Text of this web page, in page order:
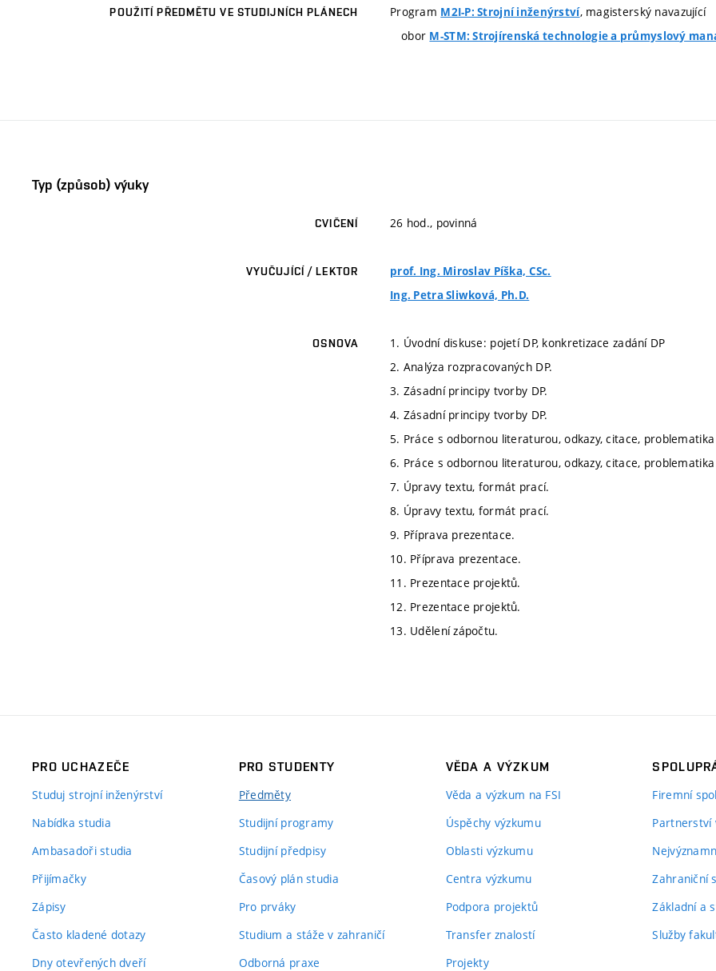
POUŽITÍ PŘEDMĚTU VE STUDIJNÍCH PLÁNECH Program M2I-P: Strojní inženýrství, magisterský navazující
obor M-STM: Strojírenská technologie a průmyslový
Typ (způsob) výuky
CVIČENÍ 26 hod., povinná
VYUČUJÍCÍ / LEKTOR
prof. Ing. Miroslav Píška, CSc.
Ing. Petra Sliwková, Ph.D.
OSNOVA
1. Úvodní diskuse: pojetí DP, konkretizace zadání DP
2. Analýza rozpracovaných DP.
3. Zásadní principy tvorby DP.
4. Zásadní principy tvorby DP.
5. Práce s odbornou literaturou, odkazy, citace, problematika
6. Práce s odbornou literaturou, odkazy, citace, problematika
7. Úpravy textu, formát prací.
8. Úpravy textu, formát prací.
9. Příprava prezentace.
10. Příprava prezentace.
11. Prezentace projektů.
12. Prezentace projektů.
13. Udělení zápočtu.
PRO UCHAZEČE
Studuj strojní inženýrství
Nabídka studia
Ambasadoři studia
Přijímačky
Zápisy
Často kladené dotazy
Dny otevřených dveří
PRO STUDENTY
Předměty
Studijní programy
Studijní předpisy
Časový plán studia
Pro prváky
Studium a stáže v zahraničí
Odborná praxe
VĚDA A VÝZKUM
Věda a výzkum na FSI
Úspěchy výzkumu
Oblasti výzkumu
Centra výzkumu
Podpora projektů
Transfer znalostí
Projekty
Firemní
Partnerství
Zahraniční
Základní a
Služby